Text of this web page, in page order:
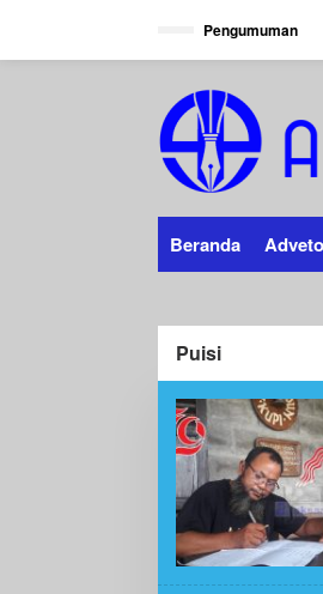
konten
Pengumuman
Beranda
Puisi